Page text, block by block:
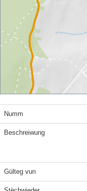
Numm
Beschreiwung
Gülteg vun